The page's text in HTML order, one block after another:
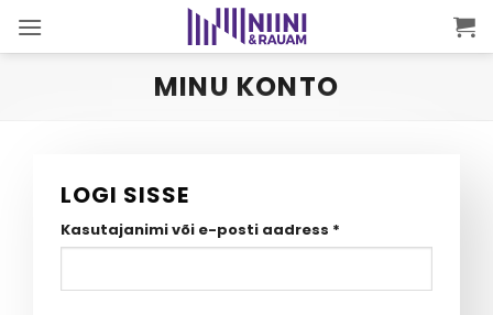
MINU KONTO
LOGI SISSE
Kasutajanimi või e-posti aadress *